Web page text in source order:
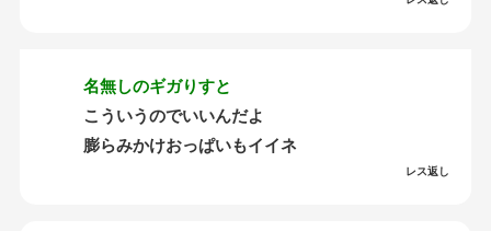
名無しのギガりすと
こういうのでいいんだよ
膨らみかけおっぱいもイイネ
レス返し